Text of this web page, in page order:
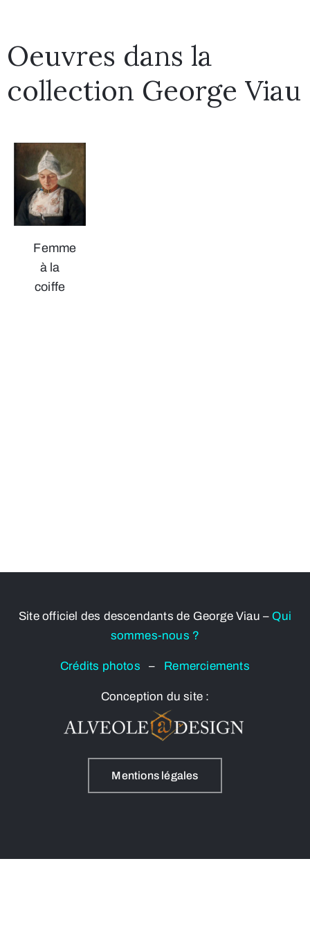
Oeuvres dans la
collection George Viau
Femme
à la
coiffe
Site officiel des descendants de George Viau – Qui
sommes-nous ?
Crédits photos– Remerciements
Conception du site :
Mentions légales